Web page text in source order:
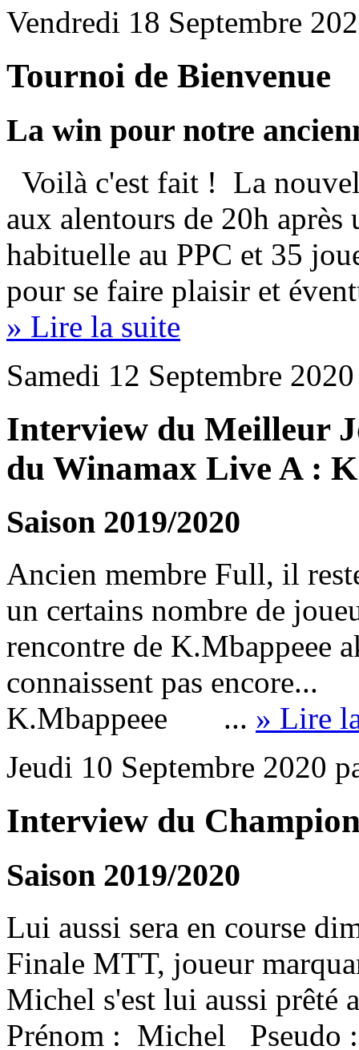
Vendredi 18 Septembre
Tournoi de Bienvenue
La win pour notre
Voilà c'est fait ! La
aux alentours de 20h après
habituelle au PPC et 35
pour se faire plaisir et
» Lire la suite
Samedi 12 Septembre
Interview du Meilleur
du Winamax Live A :
Saison 2019/2020
Ancien membre Full, il
un certains nombre de
rencontre de K.Mbappeee
connaissent pas
K.Mbappeee ... » Lire
Jeudi 10 Septembre 2020
Interview du
Saison 2019/2020
Lui aussi sera en course
Finale MTT, joueur
Michel s'est lui aussi
Prénom : Michel